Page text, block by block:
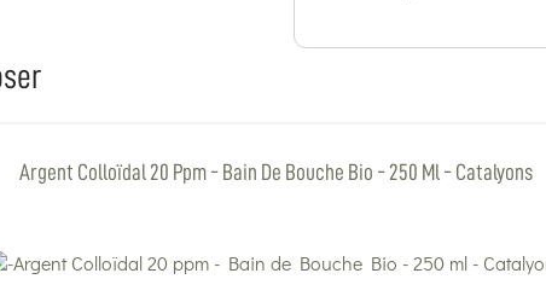
Argent Colloïdal 20 Ppm - Bain De Bouche Bio - 250 Ml - Catalyons